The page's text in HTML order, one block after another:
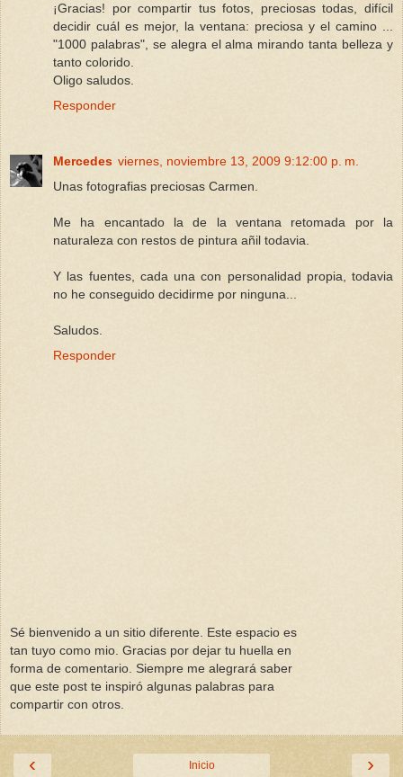
¡Gracias! por compartir tus fotos, preciosas todas, difícil
decidir cuál es mejor, la ventana: preciosa y el camino ...
"1000 palabras", se alegra el alma mirando tanta belleza y
tanto colorido.
Oligo saludos.
Responder
Mercedes viernes, noviembre 13, 2009 9:12:00 p. m.
Unas fotografias preciosas Carmen.
Me ha encantado la de la ventana retomada por la
naturaleza con restos de pintura añil todavia.
Y las fuentes, cada una con personalidad propia, todavia
no he conseguido decidirme por ninguna...
Saludos.
Responder
Sé bienvenido a un sitio diferente. Este espacio es
tan tuyo como mio. Gracias por dejar tu huella en
forma de comentario. Siempre me alegrará saber
que este post te inspiró algunas palabras para
compartir con otros.
‹ ›
Inicio